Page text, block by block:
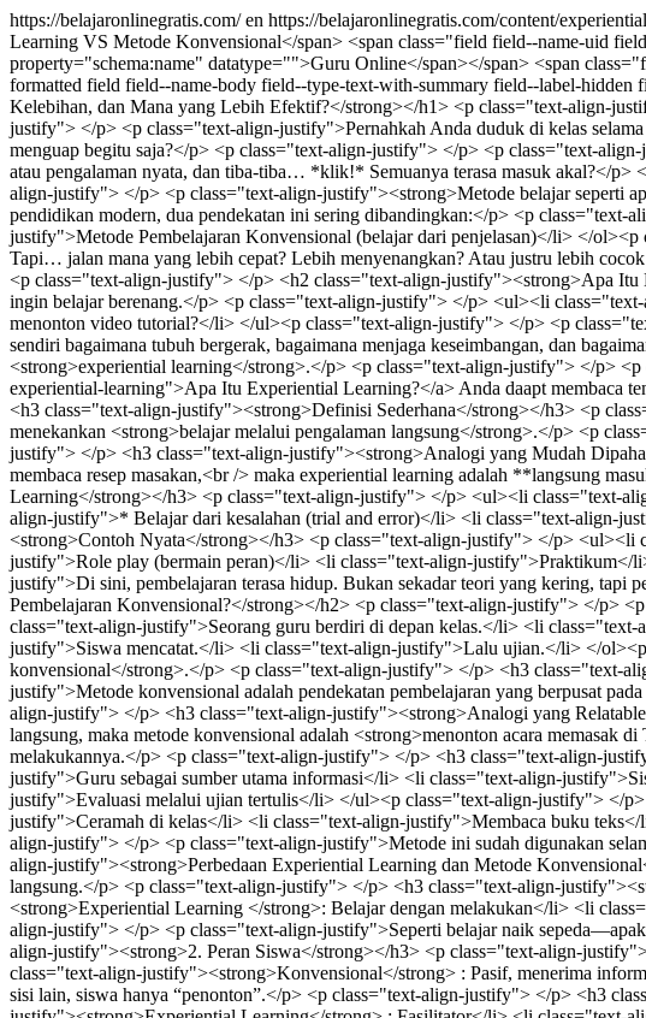
https://belajaronlinegratis.com/en https://belajaronlinegratis.com/content/